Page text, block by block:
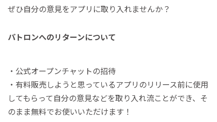
ぜひ自分の意見をアプリに取り入れませんか？
パトロンへのリターンについて
・公式オープンチャットの招待
・有料販売しようと思っているアプリのリリース前に使用
してもらって自分の意見などを取り入れ流ことができ、そ
のまま無料でお使いいただけます！